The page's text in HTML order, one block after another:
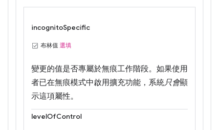
incognitoSpecific
布林值 選填
變更的值是否專屬於無痕工作階段。如果使用
者已在無痕模式中啟用擴充功能，系統只會顯
示這項屬性。
levelOfControl